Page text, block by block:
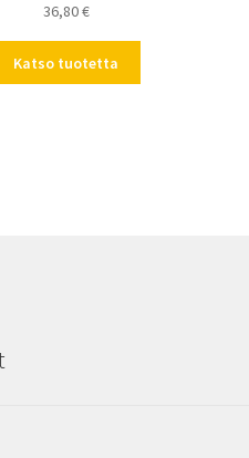
36,80€
Katso tuotetta